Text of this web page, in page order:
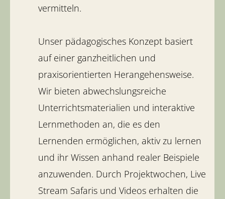
vermitteln.
Unser pädagogisches Konzept basiert
auf einer ganzheitlichen und
praxisorientierten Herangehensweise.
Wir bieten abwechslungsreiche
Unterrichtsmaterialien und interaktive
Lernmethoden an, die es den
Lernenden ermöglichen, aktiv zu lernen
und ihr Wissen anhand realer Beispiele
anzuwenden. Durch Projektwochen, Live
Stream Safaris und Videos erhalten die